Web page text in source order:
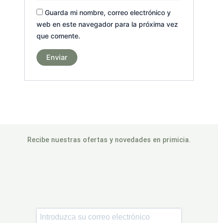
Guarda mi nombre, correo electrónico y
web en este navegador para la próxima vez
que comente.
Recibe nuestras ofertas y novedades en primicia.